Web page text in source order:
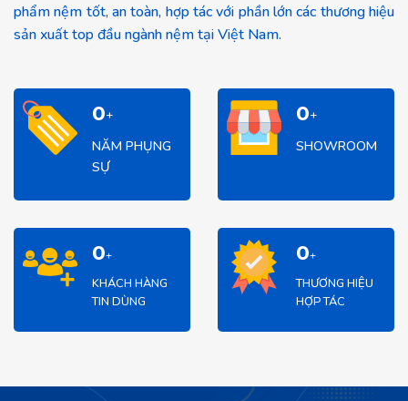
phẩm nệm tốt, an toàn, hợp tác với phần lớn các thương hiệu
sản xuất top đầu ngành nệm tại Việt Nam.
16
NĂM PHỤNG
SỰ
120
SHOWROOM
80,000
KHÁCH HÀNG
TIN DÙNG
20
THƯƠNG HIỆU
HỢP TÁC